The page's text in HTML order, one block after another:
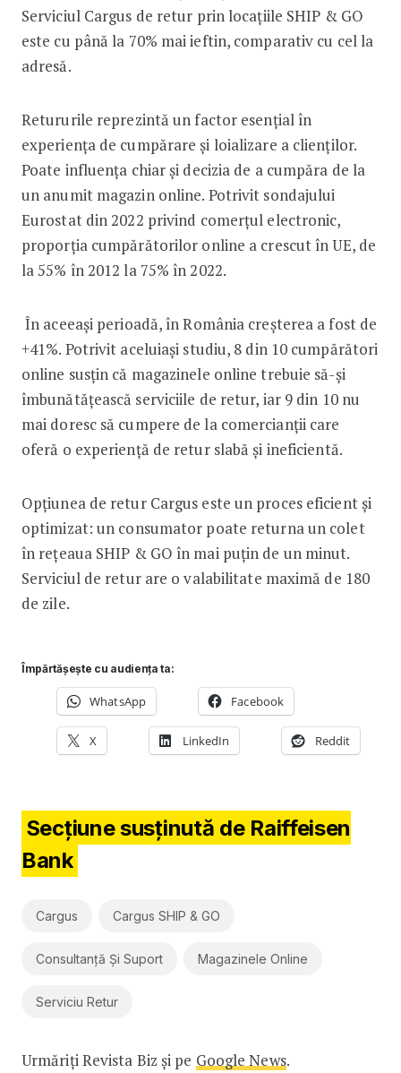
Serviciul Cargus de retur prin locațiile SHIP & GO
este cu până la 70% mai ieftin, comparativ cu cel la
adresă.
Retururile reprezintă un factor esențial în
experiența de cumpărare și loializare a clienților.
Poate influența chiar și decizia de a cumpăra de la
un anumit magazin online. Potrivit sondajului
Eurostat din 2022 privind comerțul electronic,
proporția cumpărătorilor online a crescut în UE, de
la 55% în 2012 la 75% în 2022.
În aceeași perioadă, în România creșterea a fost de
+41%. Potrivit aceluiași studiu, 8 din 10 cumpărători
online susțin că magazinele online trebuie să-și
îmbunătățească serviciile de retur, iar 9 din 10 nu
mai doresc să cumpere de la comercianții care
oferă o experiență de retur slabă și ineficientă.
Opțiunea de retur Cargus este un proces eficient și
optimizat: un consumator poate returna un colet
în rețeaua SHIP & GO în mai puțin de un minut.
Serviciul de retur are o valabilitate maximă de 180
de zile.
Împărtășește cu audiența ta:
WhatsApp Facebook
X LinkedIn Reddit
Secțiune susținută de Raiffeisen
Bank
Cargus Cargus SHIP & GO
Consultanță Și Suport Magazinele Online
Serviciu Retur
Urmăriți Revista Biz și pe Google News.